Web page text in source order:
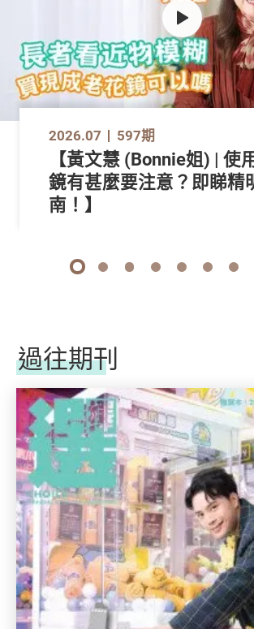
2026.07 597期
【黃文慧 (Bonnie姐) | 使
鏡有甚麼要注意？即睇精
南！】
1 2 3 4 5 6 7
過往期刊